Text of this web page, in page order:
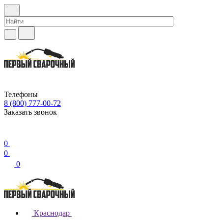
Телефоны
8 (800) 777-00-72
Заказать звонок
0
0
0
Краснодар